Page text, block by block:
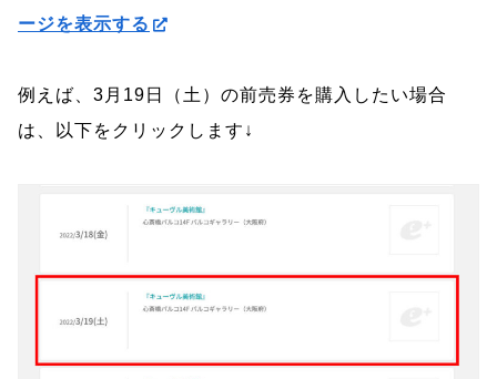
ージを表示する
例えば、3月19日（土）の前売券を購入したい場合
は、以下をクリックします↓